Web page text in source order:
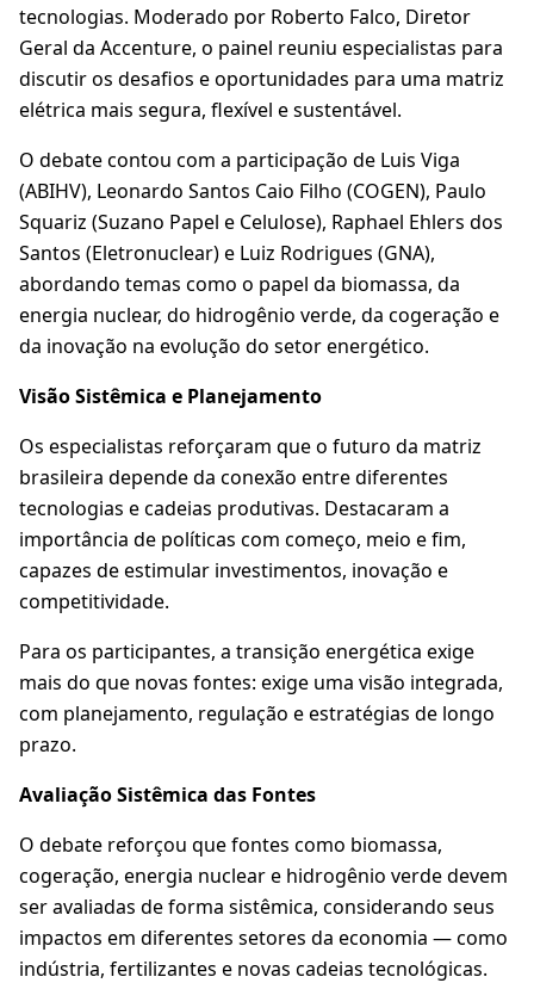
tecnologias. Moderado por Roberto Falco, Diretor
Geral da Accenture, o painel reuniu especialistas para
discutir os desafios e oportunidades para uma matriz
elétrica mais segura, flexível e sustentável.
O debate contou com a participação de Luis Viga
(ABIHV), Leonardo Santos Caio Filho (COGEN), Paulo
Squariz (Suzano Papel e Celulose), Raphael Ehlers dos
Santos (Eletronuclear) e Luiz Rodrigues (GNA),
abordando temas como o papel da biomassa, da
energia nuclear, do hidrogênio verde, da cogeração e
da inovação na evolução do setor energético.
Visão Sistêmica e Planejamento
Os especialistas reforçaram que o futuro da matriz
brasileira depende da conexão entre diferentes
tecnologias e cadeias produtivas. Destacaram a
importância de políticas com começo, meio e fim,
capazes de estimular investimentos, inovação e
competitividade.
Para os participantes, a transição energética exige
mais do que novas fontes: exige uma visão integrada,
com planejamento, regulação e estratégias de longo
prazo.
Avaliação Sistêmica das Fontes
O debate reforçou que fontes como biomassa,
cogeração, energia nuclear e hidrogênio verde devem
ser avaliadas de forma sistêmica, considerando seus
impactos em diferentes setores da economia — como
indústria, fertilizantes e novas cadeias tecnológicas.